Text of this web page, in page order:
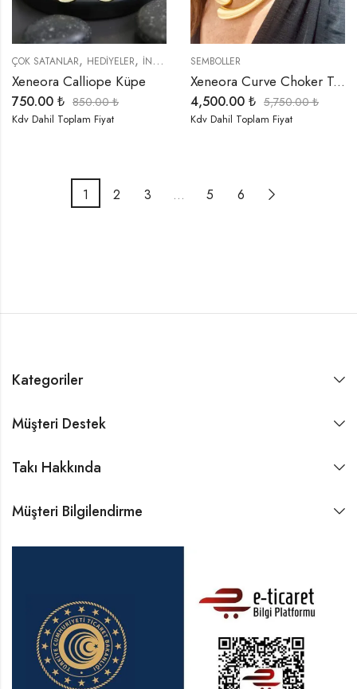
ÇOK SATANLAR, HEDIYELER, İNDIRIMLI ÜRÜNLER ,KÜPELER
Xeneora Calliope Küpe
750.00 ₺ 850.00₺
Kdv Dahil Toplam Fiyat
SEMBOLLER
Xeneora Curve Choker Takım
4,500.00 ₺ 5,750.00₺
Kdv Dahil Toplam Fiyat
1 2 3 … 5 6
Kategoriler
Müşteri Destek
Takı Hakkında
Müşteri Bilgilendirme